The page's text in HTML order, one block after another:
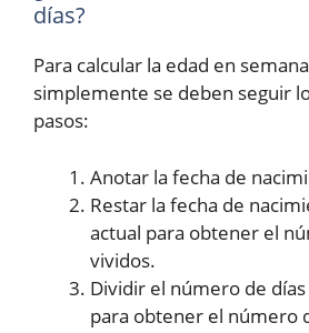
días?
Para calcular la edad en
simplemente se deben seguir
pasos:
Anotar la fecha de
Restar la fecha de
actual para obtener el
vividos.
Dividir el número de
para obtener el número